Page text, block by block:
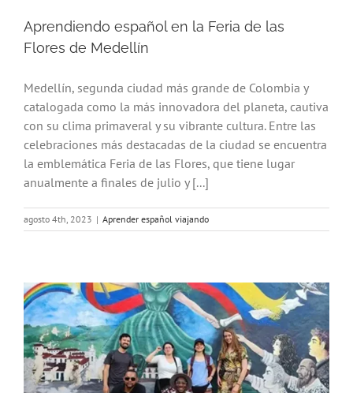
Aprendiendo español en la Feria de las
Flores de Medellín
Medellín, segunda ciudad más grande de Colombia y
catalogada como la más innovadora del planeta, cautiva
con su clima primaveral y su vibrante cultura. Entre las
celebraciones más destacadas de la ciudad se encuentra
la emblemática Feria de las Flores, que tiene lugar
anualmente a finales de julio y [...]
agosto 4th, 2023 | Aprender español viajando